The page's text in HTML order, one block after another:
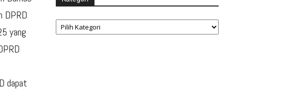
DPRD
yang
dapat
Kategori